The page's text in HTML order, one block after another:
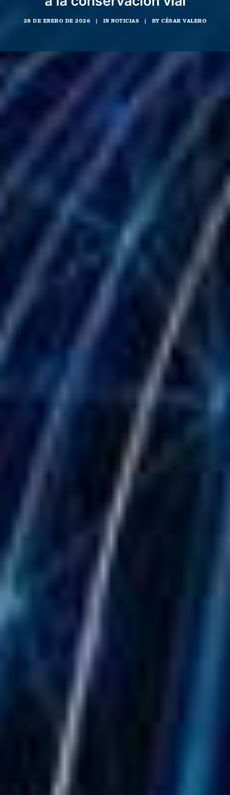
28 DE ENERO DE 2026 | INNOTICIAS | BYCÉSAR VALERO